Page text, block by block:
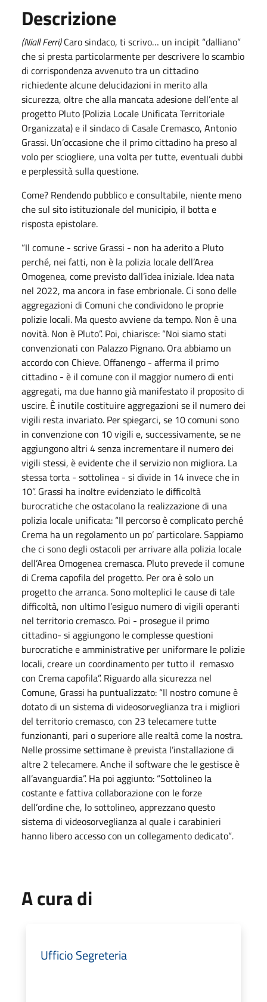
Descrizione
(Niall Ferri)Caro sindaco, ti scrivo… un incipit “dalliano”
che si presta particolarmente per descrivere lo scambio
di corrispondenza avvenuto tra un cittadino
richiedente alcune delucidazioni in merito alla
sicurezza, oltre che alla mancata adesione dell’ente al
progetto Pluto (Polizia Locale Unificata Territoriale
Organizzata) e il sindaco di Casale Cremasco, Antonio
Grassi. Un’occasione che il primo cittadino ha preso al
volo per sciogliere, una volta per tutte, eventuali dubbi
e perplessità sulla questione.
Come? Rendendo pubblico e consultabile, niente meno
che sul sito istituzionale del municipio, il botta e
risposta epistolare.
“Il comune - scrive Grassi - non ha aderito a Pluto
perché, nei fatti, non è la polizia locale dell’Area
Omogenea, come previsto dall’idea iniziale. Idea nata
nel 2022, ma ancora in fase embrionale. Ci sono delle
aggregazioni di Comuni che condividono le proprie
polizie locali. Ma questo avviene da tempo. Non è una
novità. Non è Pluto”. Poi, chiarisce: “Noi siamo stati
convenzionati con Palazzo Pignano. Ora abbiamo un
accordo con Chieve. Offanengo - afferma il primo
cittadino - è il comune con il maggior numero di enti
aggregati, ma due hanno già manifestato il proposito di
uscire. È inutile costituire aggregazioni se il numero dei
vigili resta invariato. Per spiegarci, se 10 comuni sono
in convenzione con 10 vigili e, successivamente, se ne
aggiungono altri 4 senza incrementare il numero dei
vigili stessi, è evidente che il servizio non migliora. La
stessa torta - sottolinea - si divide in 14 invece che in
10”. Grassi ha inoltre evidenziato le difficoltà
burocratiche che ostacolano la realizzazione di una
polizia locale unificata: “Il percorso è complicato perché
Crema ha un regolamento un po’ particolare. Sappiamo
che ci sono degli ostacoli per arrivare alla polizia locale
dell’Area Omogenea cremasca. Pluto prevede il comune
di Crema capofila del progetto. Per ora è solo un
progetto che arranca. Sono molteplici le cause di tale
difficoltà, non ultimo l’esiguo numero di vigili operanti
nel territorio cremasco. Poi - prosegue il primo
cittadino- si aggiungono le complesse questioni
burocratiche e amministrative per uniformare le polizie
locali, creare un coordinamento per tutto il remasxo
con Crema capofila”. Riguardo alla sicurezza nel
Comune, Grassi ha puntualizzato: “Il nostro comune è
dotato di un sistema di videosorveglianza tra i migliori
del territorio cremasco, con 23 telecamere tutte
funzionanti, pari o superiore alle realtà come la nostra.
Nelle prossime settimane è prevista l’installazione di
altre 2 telecamere. Anche il software che le gestisce è
all’avanguardia”. Ha poi aggiunto: “Sottolineo la
costante e fattiva collaborazione con le forze
dell’ordine che, lo sottolineo, apprezzano questo
sistema di videosorveglianza al quale i carabinieri
hanno libero accesso con un collegamento dedicato”.
A cura di
Ufficio Segreteria